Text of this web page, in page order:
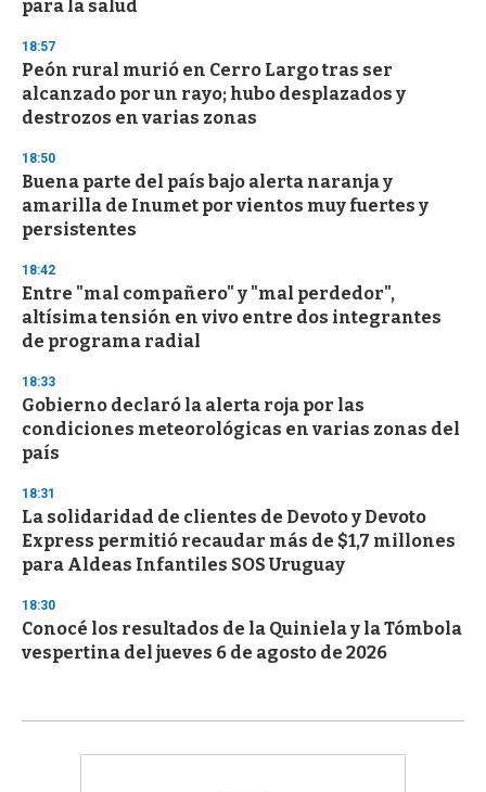
d
para la salud
18:57
Peón rural murió en Cerro Largo tras ser
alcanzado por un rayo; hubo desplazados y
destrozos en varias zonas
18:50
Buena parte del país bajo alerta naranja y
amarilla de Inumet por vientos muy fuertes y
persistentes
18:42
Entre "mal compañero" y "mal perdedor",
altísima tensión en vivo entre dos integrantes
de programa radial
18:33
Gobierno declaró la alerta roja por las
condiciones meteorológicas en varias zonas del
país
18:31
La solidaridad de clientes de Devoto y Devoto
Express permitió recaudar más de $1,7 millones
para Aldeas Infantiles SOS Uruguay
18:30
Conocé los resultados de la Quiniela y la Tómbola
vespertina del jueves 6 de agosto de 2026